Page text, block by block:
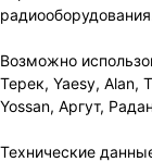
Возможно
Терек, Yaesy, Alan,
Yossan, Аргут,
Технические